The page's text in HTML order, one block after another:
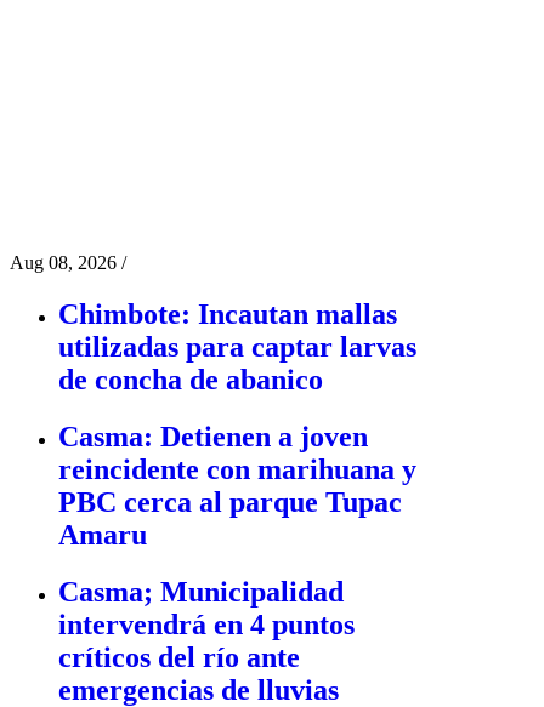
Aug 08, 2026 /
Chimbote: Incautan mallas
utilizadas para captar larvas
de concha de abanico
Casma: Detienen a joven
reincidente con marihuana y
PBC cerca al parque Tupac
Amaru
Casma; Municipalidad
intervendrá en 4 puntos
críticos del río ante
emergencias de lluvias